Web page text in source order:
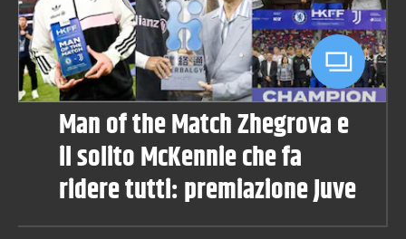
Man of the Match Zhegrova e
il solito McKennie che fa
ridere tutti: premiazione Juve